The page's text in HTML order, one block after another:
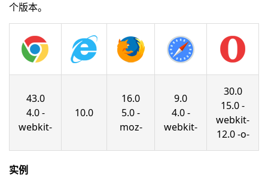
个版本。
43.0
4.0 -
webkit-
10.0
16.0
5.0 -
moz-
9.0
4.0 -
webkit-
30.0
15.0 -
webkit-
12.0 -o-
实例